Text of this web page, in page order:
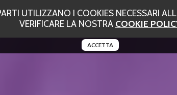
UTILIZZANO I COOKIES NECESSARI
VERIFICARE LA NOSTRA COOKIE
ACCETTA